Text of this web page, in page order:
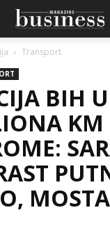
Transport
BIH
KM